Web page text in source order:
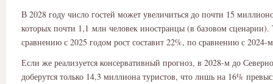
В 2028 году число гостей может увеличиться до почти 15
которых почти 1,1 млн человек иностранцы (в базовом сценарии).
сравнению с 2025 годом рост составит 22%, по сравнению с
Если же реализуется консервативный прогноз, в 2028-м до
доберутся только 14,3 миллиона туристов, что лишь на 16%